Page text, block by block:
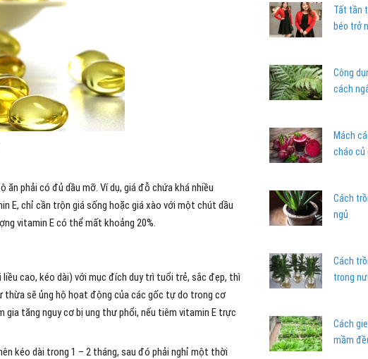
phải có đủ dầu mỡ. Ví dụ, giá đỗ chứa khá nhiều
E, chỉ cần trộn giá sống hoặc giá xào với một chút dầu
vitamin E có thể mất khoảng 20%.
cao, kéo dài) với mục đích duy trì tuổi trẻ, sắc đẹp, thì
thừa sẽ ủng hộ họat động của các gốc tự do trong cơ
tăng nguy cơ bị ung thư phổi, nếu tiêm vitamin E trực
kéo dài trong 1 – 2 tháng, sau đó phải nghỉ một thời
Tất tần
béo trở
Công
cách
Mách
cháo củ
Cách
ngủ
Cách
trong
Cách
mầm